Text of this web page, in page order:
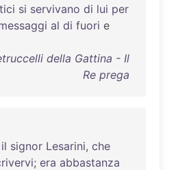
si servivano di lui per
al di fuori e
della Gattina - Il
Re prega
il signor Lesarini, che
; era abbastanza